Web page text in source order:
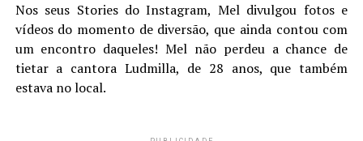
Nos seus Stories do Instagram, Mel divulgou fotos e
vídeos do momento de diversão, que ainda contou com
um encontro daqueles! Mel não perdeu a chance de
tietar a cantora Ludmilla, de 28 anos, que também
estava no local.